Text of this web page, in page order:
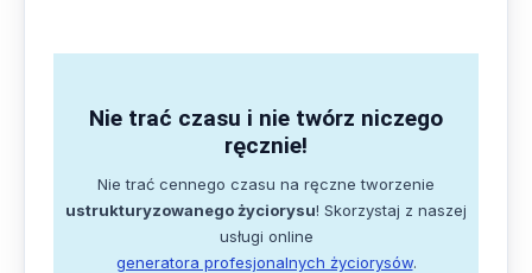
Nie trać czasu i nie twórz niczego
ręcznie!
Nie trać cennego czasu na ręczne tworzenie
ustrukturyzowanego życiorysu! Skorzystaj z naszej
usługi online
generatora profesjonalnych życiorysów.